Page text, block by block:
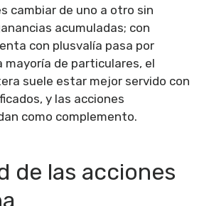
cambiar de uno a otro sin
acumuladas; con
con plusvalía pasa por
mayoría de particulares, el
suele estar mejor servido con
y las acciones
como complemento.
de las acciones